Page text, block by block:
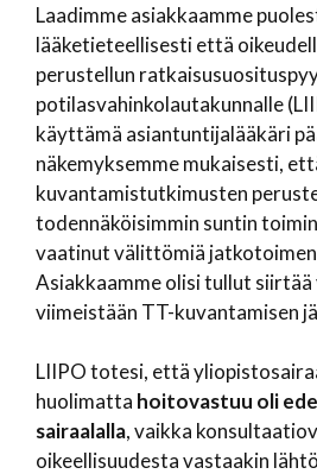
Laadimme asiakkaamme
lääketieteellisesti että
perustellun
potilasvahinkolautakunnalle
käyttämä asiantuntijalääkäri
näkemyksemme mukaisesti,
kuvantamistutkimusten
todennäköisimmin suntin
vaatinut välittömiä
Asiakkaamme olisi tullut
viimeistään TT-kuvantamisen
LIIPO totesi, että
huolimatta hoitovastuu oli
sairaalalla, vaikka
oikeellisuudesta vastaakin